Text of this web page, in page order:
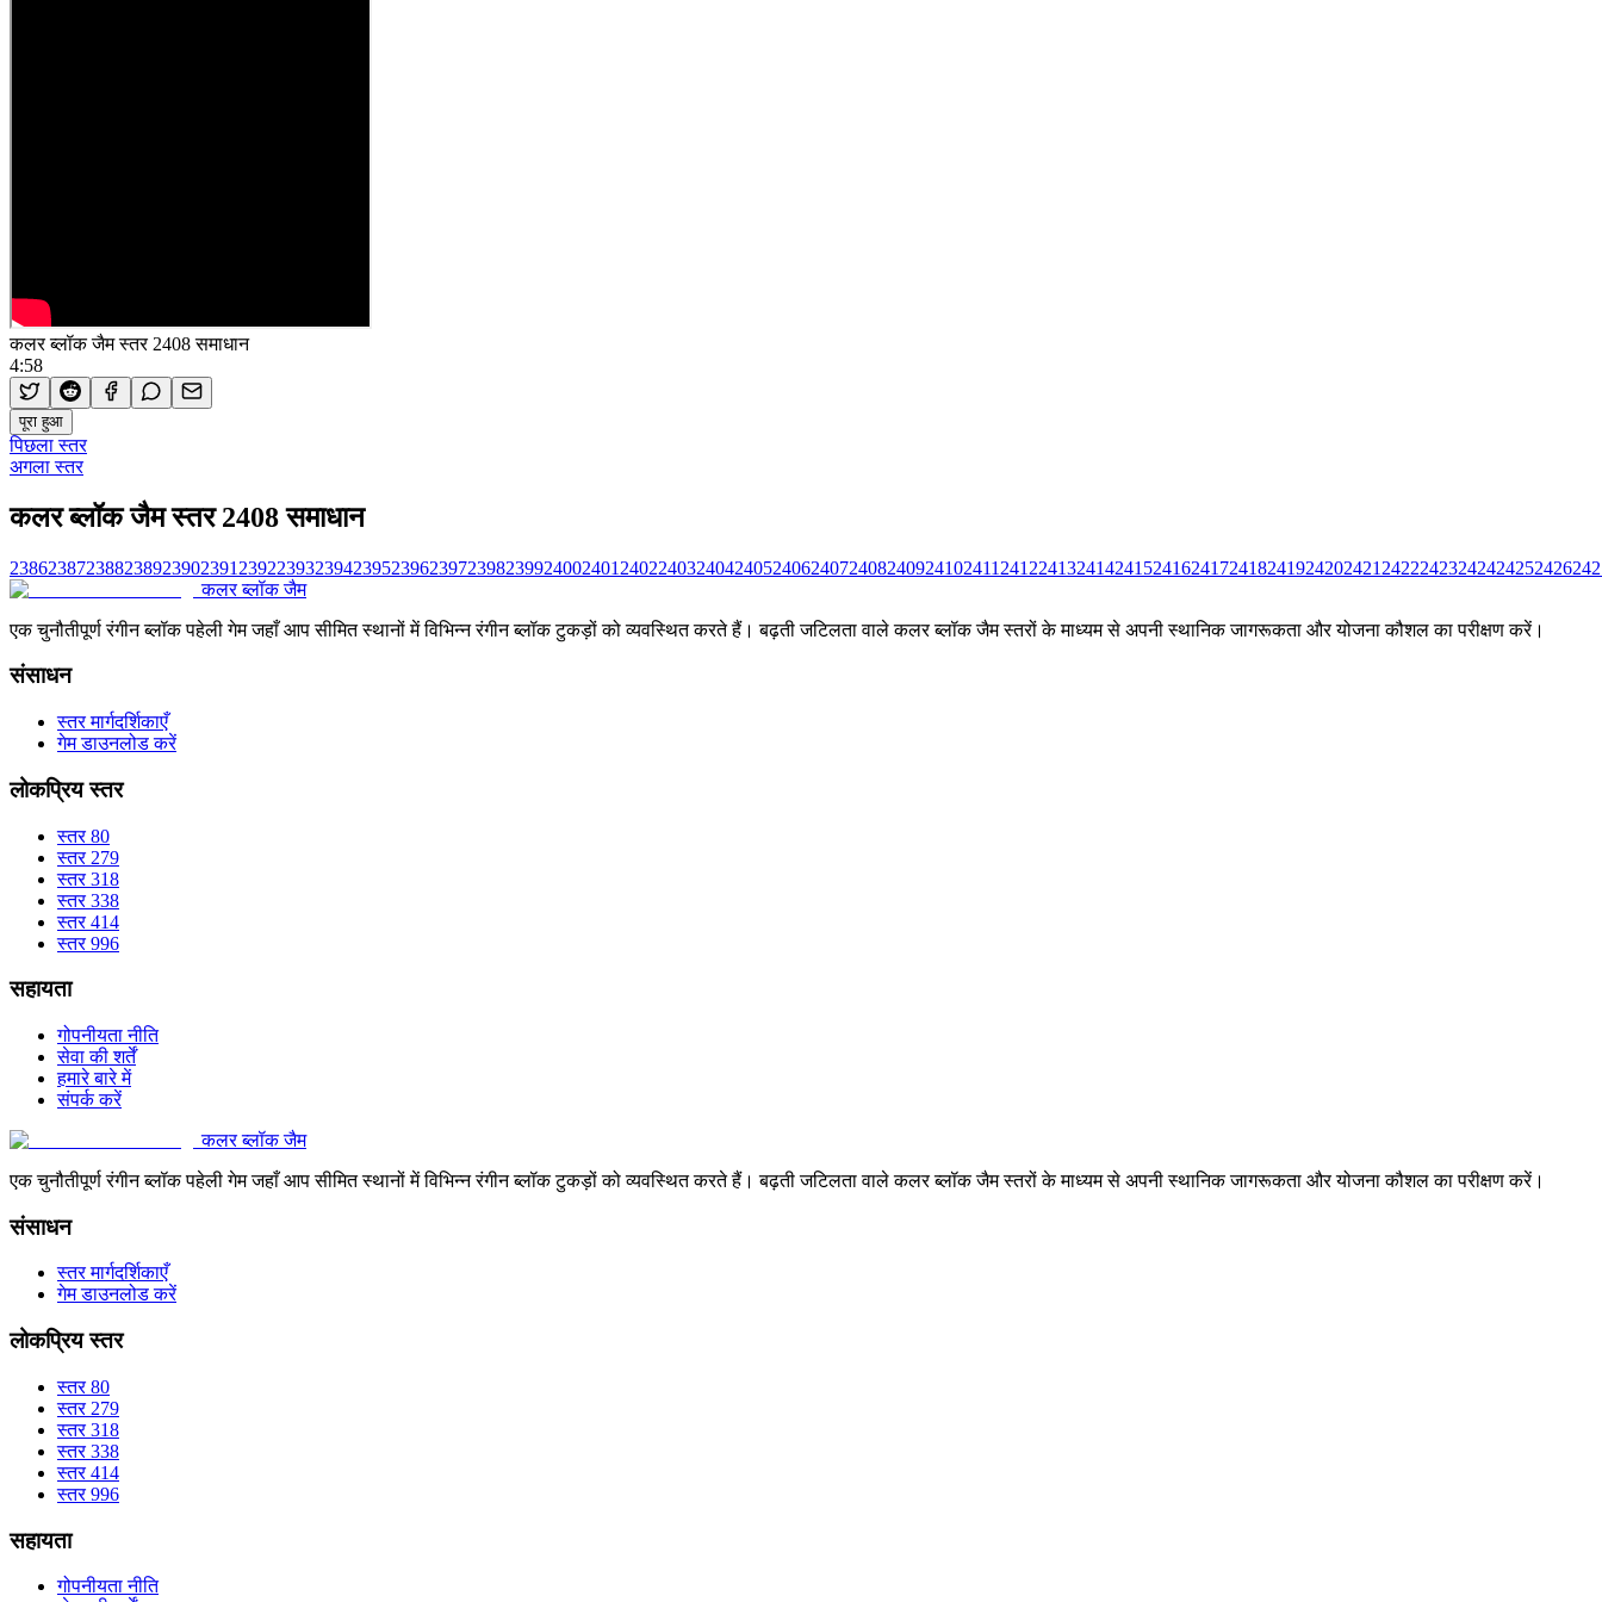
कलर ब्लॉक जैम स्तर 2408 समाधान
4:58
पूरा हुआ
पिछला स्तर
अगला स्तर
कलर ब्लॉक जैम स्तर 2408 समाधान
238623872388238923902391 2392239323942395239623972398239924002401 2402240324042405240624072408240924102411 2412241324142415241624172418241924202421 24222423242424252426
कलर ब्लॉक जैम
एक चुनौतीपूर्ण रंगीन ब्लॉक पहेली गेम जहाँ आप सीमित स्थानों में विभिन्न रंगीन ब्लॉक टुकड़ों को व्यवस्थित करते हैं। बढ़ती जटिलता वाले कलर ब्लॉक जैम स्तरों के माध्यम से अपनी स्थानिक जागरूकता और योजना कौशल का परीक्षण करें।
संसाधन
स्तर मार्गदर्शिकाएँ
गेम डाउनलोड करें
लोकप्रिय स्तर
स्तर 80
स्तर 279
स्तर 318
स्तर 338
स्तर 414
स्तर 996
सहायता
गोपनीयता नीति
सेवा की शर्तें
हमारे बारे में
संपर्क करें
कलर ब्लॉक जैम
एक चुनौतीपूर्ण रंगीन ब्लॉक पहेली गेम जहाँ आप सीमित स्थानों में विभिन्न रंगीन ब्लॉक टुकड़ों को व्यवस्थित करते हैं। बढ़ती जटिलता वाले कलर ब्लॉक जैम स्तरों के माध्यम से अपनी स्थानिक जागरूकता और योजना कौशल का परीक्षण करें।
संसाधन
स्तर मार्गदर्शिकाएँ
गेम डाउनलोड करें
लोकप्रिय स्तर
स्तर 80
स्तर 279
स्तर 318
स्तर 338
स्तर 414
स्तर 996
सहायता
गोपनीयता नीति